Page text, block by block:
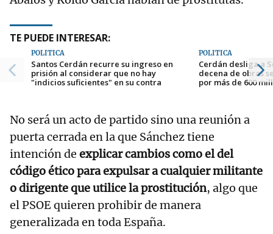
TE PUEDE INTERESAR:
POLÍTICA
Santos Cerdán recurre su ingreso en
prisión al considerar que no hay
"indicios suficientes" en su contra
POLÍTICA
Cerdán desliga a
decena de obras
por más de 600
No será un acto de partido sino una reunión a
puerta cerrada en la que Sánchez tiene
intención de explicar cambios como el del
código ético para expulsar a cualquier militante
o dirigente que utilice la prostitución, algo que
el PSOE quieren prohibir de manera
generalizada en toda España.